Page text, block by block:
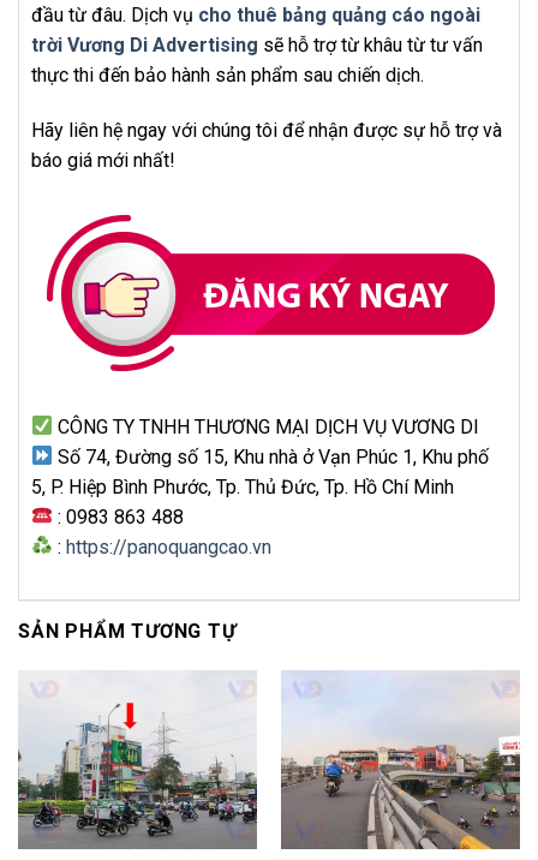
đầu từ đâu. Dịch vụ cho thuê bảng quảng cáo ngoài
trời Vương Di Advertising sẽ hỗ trợ từ khâu từ tư vấn
thực thi đến bảo hành sản phẩm sau chiến dịch.
Hãy liên hệ ngay với chúng tôi để nhận được sự hỗ trợ và
báo giá mới nhất!
CÔNG TY TNHH THƯƠNG MẠI DỊCH VỤ VƯƠNG DI
Số 74, Đường số 15, Khu nhà ở Vạn Phúc 1, Khu phố
5, P. Hiệp Bình Phước, Tp. Thủ Đức, Tp. Hồ Chí Minh
: 0983 863 488
:https://panoquangcao.vn
SẢN PHẨM TƯƠNG TỰ